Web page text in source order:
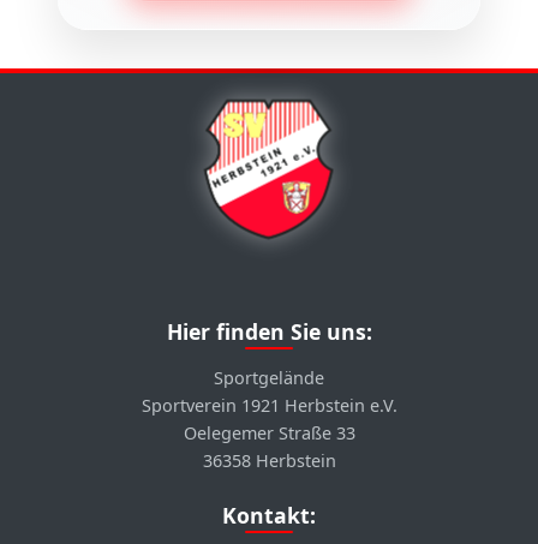
Hier finden Sie uns:
Sportgelände
Sportverein 1921 Herbstein e.V.
Oelegemer Straße 33
36358 Herbstein
Kontakt: